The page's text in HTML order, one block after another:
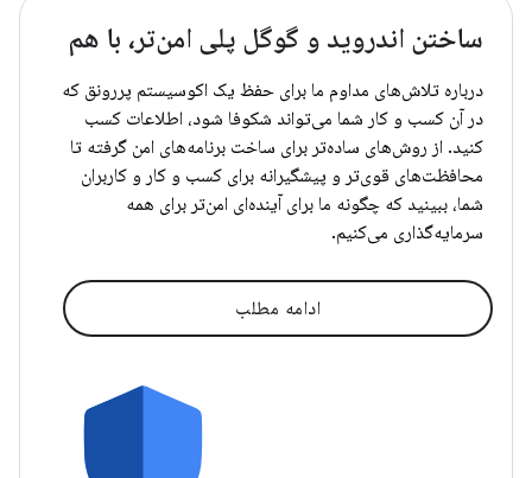
ساختن اندروید و گوگل پلی امن‌تر، با هم
درباره تلاش‌های مداوم ما برای حفظ یک اکوسیستم پررونق که
در آن کسب و کار شما می‌تواند شکوفا شود، اطلاعات کسب
کنید. از روش‌های ساده‌تر برای ساخت برنامه‌های امن گرفته تا
محافظت‌های قوی‌تر و پیشگیرانه برای کسب و کار و کاربران
شما، ببینید که چگونه ما برای آینده‌ای امن‌تر برای همه
سرمایه‌گذاری می‌کنیم.
ادامه مطلب